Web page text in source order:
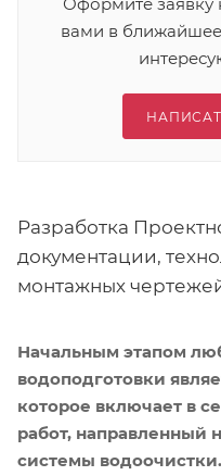
Оформите заявку
вами в
Разработка
документации,
монтажных
Начальным этапом
водоподготовки
которое включает в
работ, направленный
системы